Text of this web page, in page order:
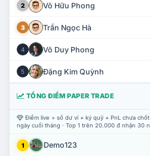
2 Võ Hữu Phong
3 Trần Ngọc Hà
4 Võ Duy Phong
5 Đặng Kim Quỳnh
TỔNG ĐIỂM PAPER TRADE
Điểm live = số dư ví + ký quỹ + PnL chưa chốt
ngày cuối tháng · Top 1 trên 20.000 đ nhận 30
1 Demo123